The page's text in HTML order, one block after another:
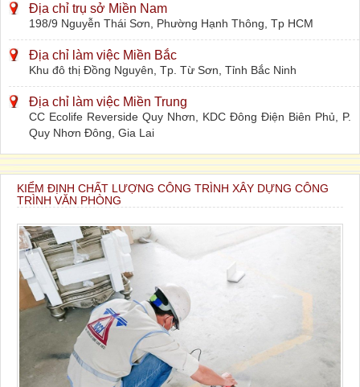
Địa chỉ trụ sở Miền Nam
198/9 Nguyễn Thái Sơn, Phường Hạnh Thông, Tp HCM
Địa chỉ làm việc Miền Bắc
Khu đô thị Đồng Nguyên, Tp. Từ Sơn, Tỉnh Bắc Ninh
Địa chỉ làm việc Miền Trung
CC Ecolife Reverside Quy Nhơn, KDC Đông Điện Biên Phủ, P.
Quy Nhơn Đông, Gia Lai
KIỂM ĐỊNH CHẤT LƯỢNG CÔNG TRÌNH XÂY DỰNG CÔNG
TRÌNH VĂN PHÒNG